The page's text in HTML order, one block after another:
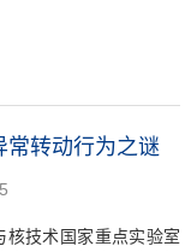
常转动行为之谜
核技术国家重点实验室